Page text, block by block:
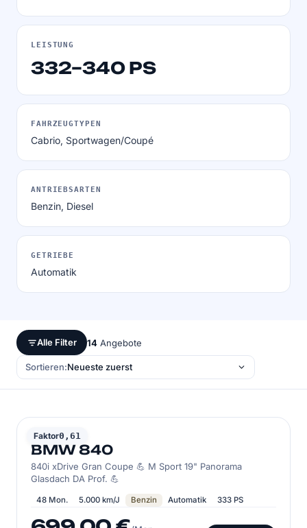
LEISTUNG
332–340 PS
FAHRZEUGTYPEN
Cabrio, Sportwagen/Coupé
ANTRIEBSARTEN
Benzin, Diesel
GETRIEBE
Automatik
Alle Filter 14 Angebote
Sortieren:
Faktor0,61
BMW
BMW 840
840i xDrive Gran Coupe 💪 M Sport 19" Panorama
Glasdach DA Prof. 💪
48 Mon. 5.000 km/J Benzin Automatik 333 PS